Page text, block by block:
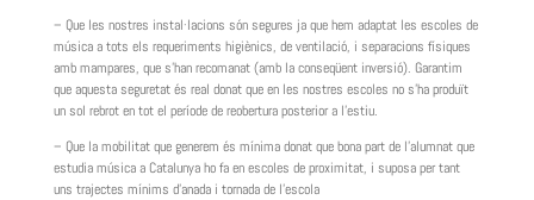
– Que les nostres instal·lacions són segures ja que hem adaptat les escoles de
música a tots els requeriments higiènics, de ventilació, i separacions físiques
amb mampares, que s’han recomanat (amb la conseqüent inversió). Garantim
que aquesta seguretat és real donat que en les nostres escoles no s’ha produït
un sol rebrot en tot el període de reobertura posterior a l’estiu.
– Que la mobilitat que generem és mínima donat que bona part de l’alumnat que
estudia música a Catalunya ho fa en escoles de proximitat, i suposa per tant
uns trajectes mínims d’anada i tornada de l’escola